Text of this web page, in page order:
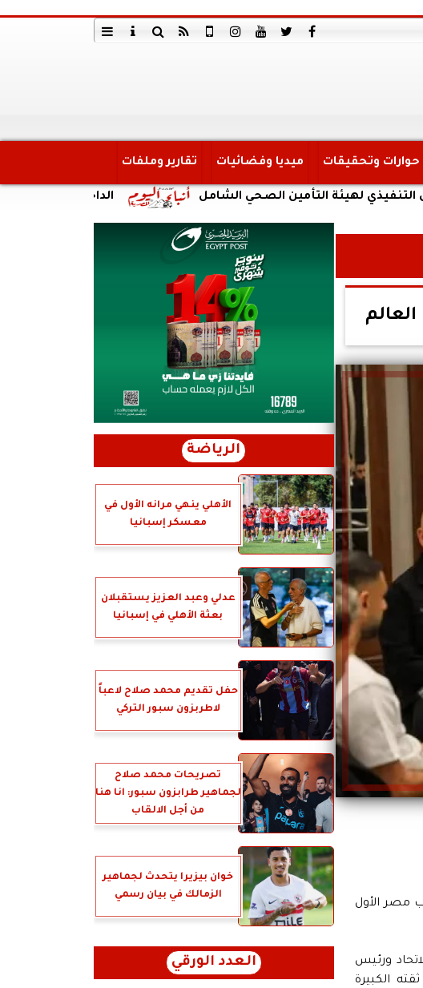
حوارات وتحقيقات ميديا وفضائيات تقارير وملفات
الداخلية: ضبط أحد الأشخاص التأمين الصحي الشامل
مصر الأول
ورئيس
الكبيرة
الرياضة
الأهلي ينهي مرانه الأول في
معسكر إسبانيا
عدلي وعبد العزيز يستقبلان
بعثة الأهلي في إسبانيا
حفل تقديم محمد صلاح لاعباً
لاطربزون سبور التركي
تصريحات محمد صلاح
لجماهير طرابزون سبور: انا هنا
من أجل الالقاب
خوان بيزيرا يتحدث لجماهير
الزمالك في بيان رسمي
العدد الورقي